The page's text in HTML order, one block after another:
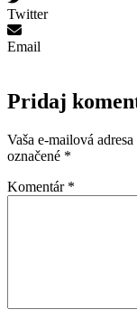
Twitter
Email
Pridaj
Vaša e-mailová
označené *
Komentár *